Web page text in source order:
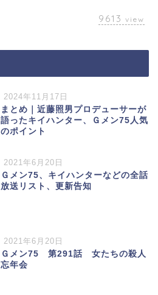
9613 view
2024年11月17日
まとめ｜近藤照男プロデューサーが
語ったキイハンター、Ｇメン75人気
のポイント
2021年6月20日
Ｇメン75、キイハンターなどの全話
放送リスト、更新告知
2021年6月20日
Ｇメン75 第291話 女たちの殺人
忘年会